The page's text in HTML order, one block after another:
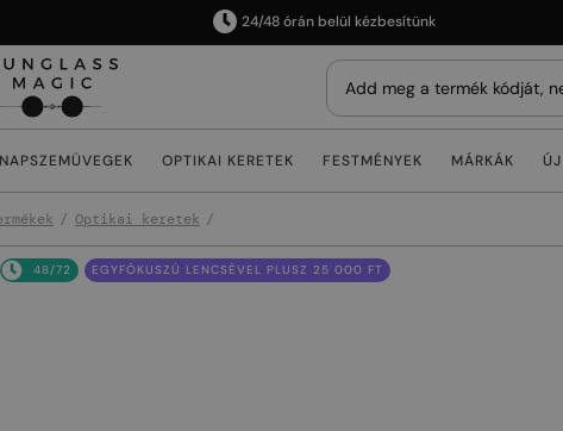
24/48 órán belül kézbesítünk
NAPSZEMÜVEGEK OPTIKAI KERETEK FESTMÉNYEK MÁRKÁK ÚJ
Optikai keretek
48/72 EGYFÓKUSZÚ LENCSÉVEL PLUSZ 25 000 FT